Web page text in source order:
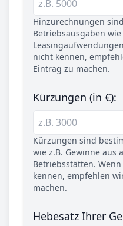
Hinzurechnungen
Betriebsausgaben
nicht kennen,
Eintrag zu machen.
Kürzungen (in €):
Kürzungen sind
wie z.B. Gewinne aus
Betriebsstätten.
kennen, empfehlen
machen.
Hebesatz Ihrer